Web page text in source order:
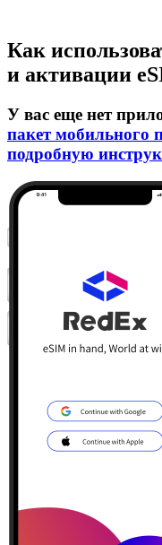
Как
и активации
У вас еще нет
пакет мобильного
подробную